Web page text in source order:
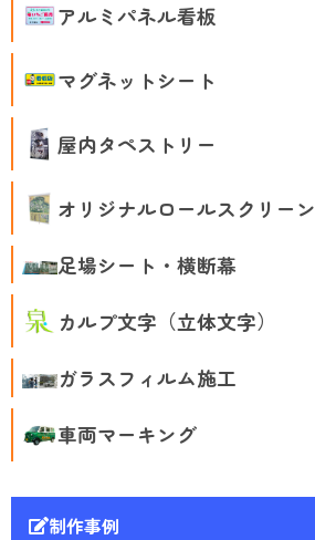
アルミパネル看板
マグネットシート
屋内タペストリー
オリジナルロールスクリーン
足場シート・横断幕
カルプ文字（立体文字）
ガラスフィルム施工
車両マーキング
制作事例